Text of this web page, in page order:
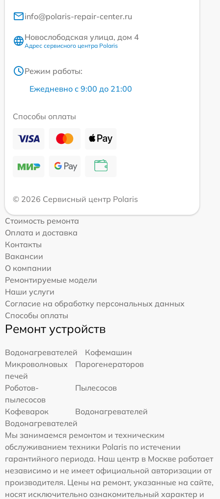
info@polaris-repair-center.ru
Новослободская улица, дом 4
Адрес сервисного центра Polaris
Режим работы:
Ежедневно с 9:00 до 21:00
Способы оплаты
© 2026 Сервисный центр Polaris
Стоимость ремонта
Оплата и доставка
Контакты
Вакансии
О компании
Ремонтируемые модели
Наши услуги
Согласие на обработку персональных данных
Способы оплаты
Ремонт устройств
Водонагревателей
Кофемашин
Микроволновых
печей
Парогенераторов
Роботов-
пылесосов
Пылесосов
Кофеварок
Водонагревателей
Водонагревателей
Мы занимаемся ремонтом и техническим
обслуживанием техники Polaris по истечении
гарантийного периода. Наш центр в Москве работает
независимо и не имеет официальной авторизации от
производителя. Цены на ремонт, указанные на сайте,
носят исключительно ознакомительный характер и